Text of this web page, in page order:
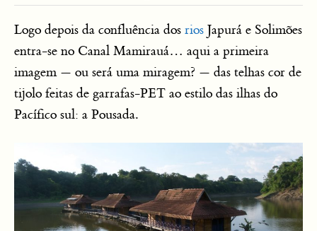
Logo depois da confluência dos rios Japurá e Solimões
entra-se no Canal Mamirauá… aqui a primeira
imagem — ou será uma miragem? — das telhas cor de
tijolo feitas de garrafas-PET ao estilo das ilhas do
Pacífico sul: a Pousada.